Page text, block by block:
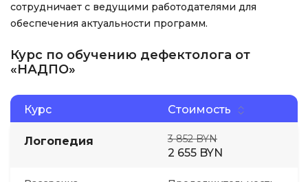
сотрудничает с ведущими работодателями для
обеспечения актуальности программ.
Курс по обучению дефектолога от
«НАДПО»
Курс Стоимость
Логопедия 3 852 BYN
2 655 BYN